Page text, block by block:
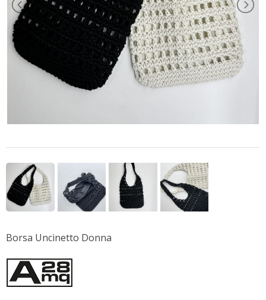
Borsa Uncinetto Donna